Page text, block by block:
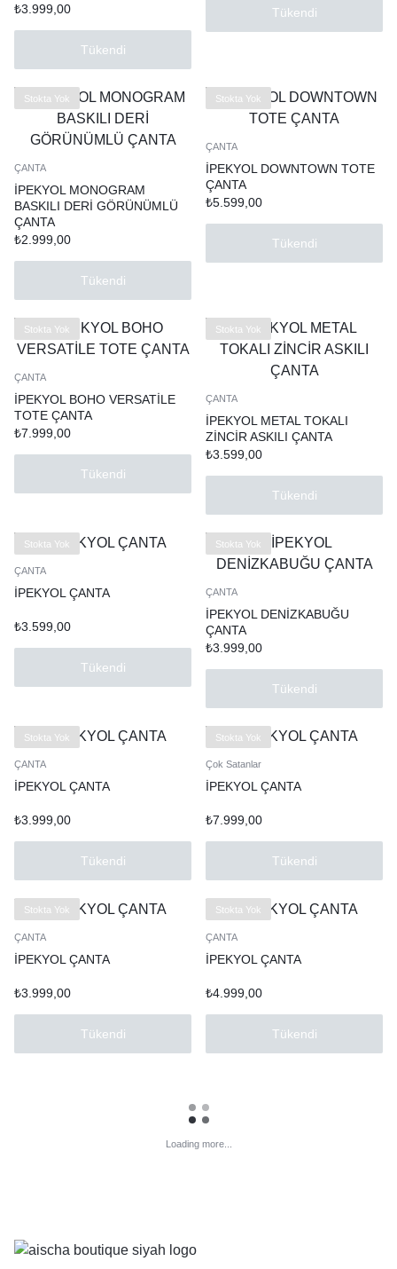
₺3.999,00
Tükendi
Tükendi
Stokta Yok
ÇANTA
İPEKYOL MONOGRAM
BASKILI DERİ GÖRÜNÜMLÜ
ÇANTA
₺2.999,00
Tükendi
Stokta Yok
ÇANTA
İPEKYOL DOWNTOWN TOTE
ÇANTA
₺5.599,00
Tükendi
Stokta Yok
ÇANTA
İPEKYOL BOHO VERSATİLE
TOTE ÇANTA
₺7.999,00
Tükendi
Stokta Yok
ÇANTA
İPEKYOL METAL TOKALI
ZİNCİR ASKILI ÇANTA
₺3.599,00
Tükendi
Stokta Yok
ÇANTA
İPEKYOL ÇANTA
₺3.599,00
Tükendi
Stokta Yok
ÇANTA
İPEKYOL DENİZKABUĞU
ÇANTA
₺3.999,00
Tükendi
Stokta Yok
ÇANTA
İPEKYOL ÇANTA
₺3.999,00
Tükendi
Stokta Yok
Çok Satanlar
İPEKYOL ÇANTA
₺7.999,00
Tükendi
Stokta Yok
ÇANTA
İPEKYOL ÇANTA
₺3.999,00
Tükendi
Stokta Yok
ÇANTA
İPEKYOL ÇANTA
₺4.999,00
Tükendi
Loading more...